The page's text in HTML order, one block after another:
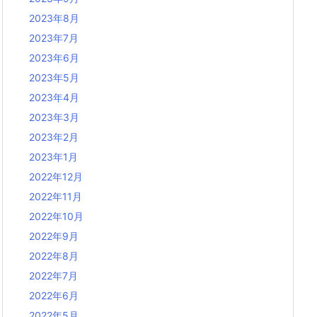
2023年8月
2023年7月
2023年6月
2023年5月
2023年4月
2023年3月
2023年2月
2023年1月
2022年12月
2022年11月
2022年10月
2022年9月
2022年8月
2022年7月
2022年6月